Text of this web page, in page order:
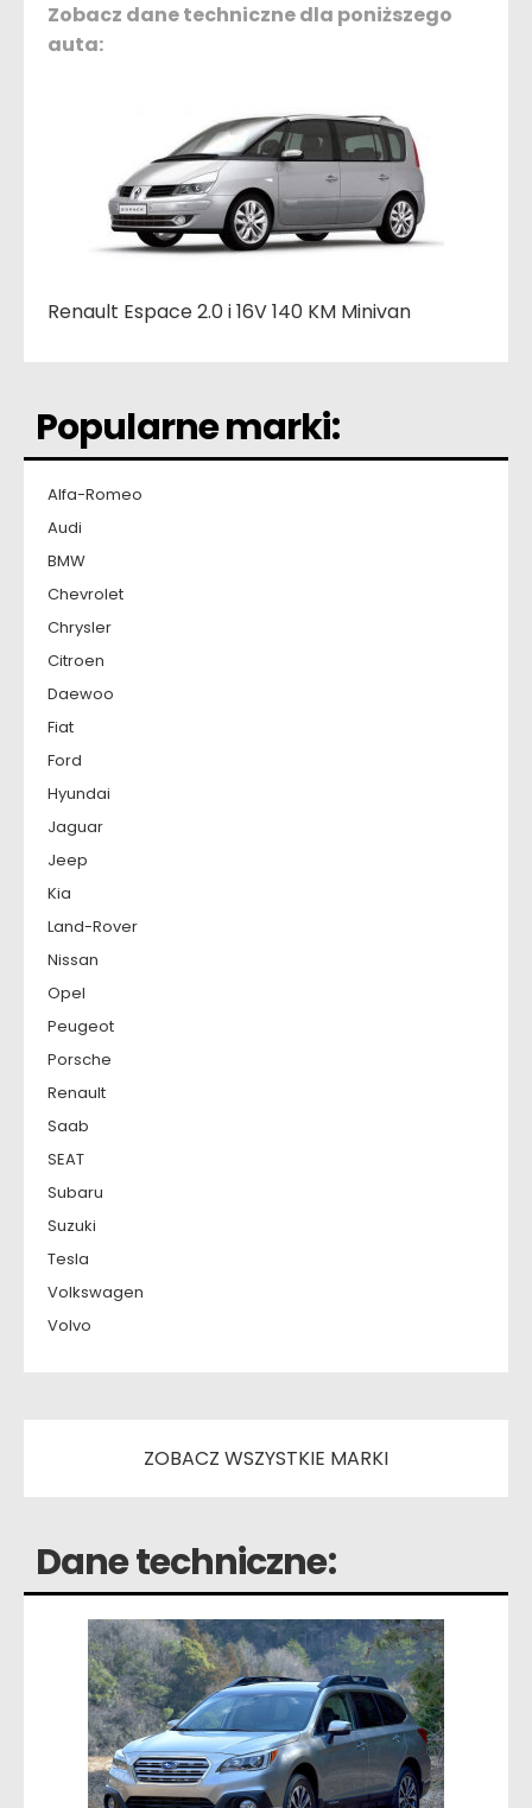
Zobacz dane techniczne dla poniższego
auta:
Renault Espace 2.0 i 16V 140 KM Minivan
Popularne marki:
Alfa-Romeo
Audi
BMW
Chevrolet
Chrysler
Citroen
Daewoo
Fiat
Ford
Hyundai
Jaguar
Jeep
Kia
Land-Rover
Nissan
Opel
Peugeot
Porsche
Renault
Saab
SEAT
Subaru
Suzuki
Tesla
Volkswagen
Volvo
ZOBACZ WSZYSTKIE MARKI
Dane techniczne: